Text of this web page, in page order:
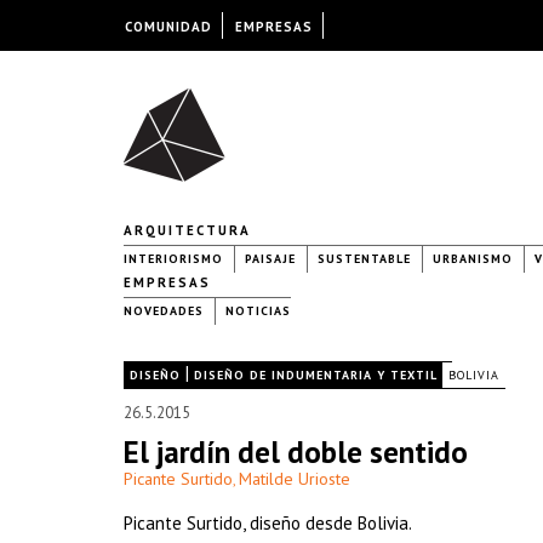
ARQUITECTURA
INTERIORISMO PAISAJE SUSTENTABLE URBANISMO
EMPRESAS
NOVEDADES NOTICIAS
DISEÑO | DISEÑO DE INDUMENTARIA Y TEXTIL BOLIVIA
26.5.2015
El jardín del doble sentido
Picante Surtido, Matilde Urioste
Picante Surtido, diseño desde Bolivia.
COMUNIDAD EMPRESAS